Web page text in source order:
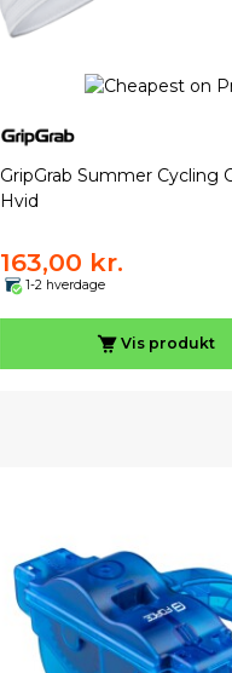
GripGrab Summer Cycling
Hvid
163,00 kr.
1-2 hverdage
Vis produkt